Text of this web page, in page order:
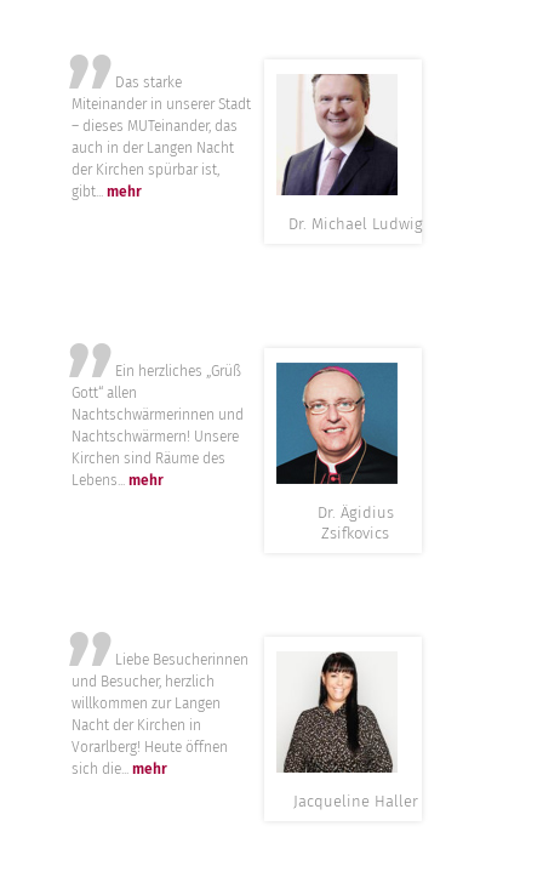
”
Das starke
Miteinander in unserer Stadt
– dieses MUTeinander, das
auch in der Langen Nacht
der Kirchen spürbar ist,
gibt...mehr
Dr. Michael Ludwig
”
Ein herzliches „Grüß
Gott“ allen
Nachtschwärmerinnen und
Nachtschwärmern! Unsere
Kirchen sind Räume des
Lebens...mehr
Dr. Ägidius
Zsifkovics
”
Liebe Besucherinnen
und Besucher, herzlich
willkommen zur Langen
Nacht der Kirchen in
Vorarlberg! Heute öffnen
sich die...mehr
Jacqueline Haller